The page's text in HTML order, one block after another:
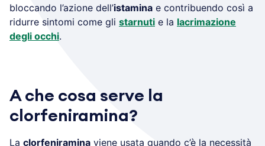
bloccando l’azione dell’istamina e contribuendo così a
ridurre sintomi come gli starnuti e la lacrimazione
degli occhi.
A che cosa serve la
clorfeniramina?
La clorfeniramina viene usata quando c’è la necessità